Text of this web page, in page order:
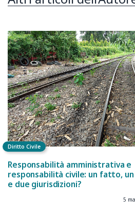
Diritto Civile
Responsabilità amministrativa e
responsabilità civile: un fatto, un
e due giurisdizioni?
5